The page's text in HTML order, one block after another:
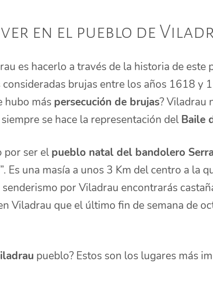
ver en el pueblo de
es hacerlo a través de la historia de este
brujas entre los años 1618 y
hubo más persecución de brujas? Viladrau
se hace la representación del Baile
por ser el pueblo natal del bandolero
”. Es una masía a unos 3 Km del centro a la
por Viladrau encontrarás
Viladrau que el último fin de semana de
pueblo? Estos son los lugares más